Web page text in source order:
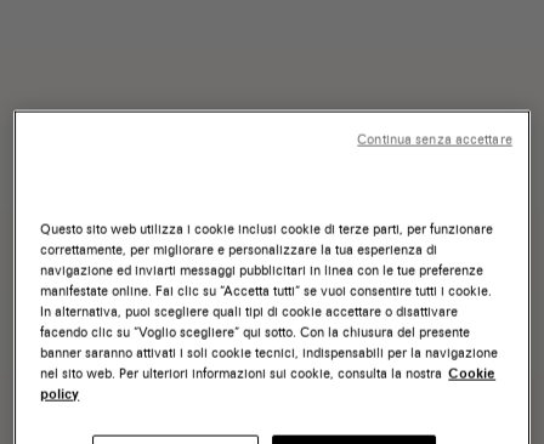
Questo sito web utilizza i cookie inclusi cookie di terze parti, per funzionare
correttamente, per migliorare e personalizzare la tua esperienza di
navigazione ed inviarti messaggi pubblicitari in linea con le tue preferenze
manifestate online. Fai clic su “Accetta tutti” se vuoi consentire tutti i cookie.
In alternativa, puoi scegliere quali tipi di cookie accettare o disattivare
facendo clic su “Voglio scegliere” qui sotto. Con la chiusura del presente
banner saranno attivati i soli cookie tecnici, indispensabili per la navigazione
nel sito web. Per ulteriori informazioni sui cookie, consulta la nostra Cookie
policy
Continua senza accettare